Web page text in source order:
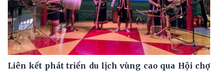
Liên kết phát triển du lịch vùng cao qua Hội chợ